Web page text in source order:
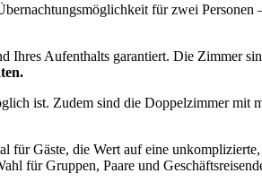
für zwei Personen
Ihres Aufenthalts garantiert. Die Zimmer
ist. Zudem sind die Doppelzimmer mit
für Gäste, die Wert auf eine
für Gruppen, Paare und